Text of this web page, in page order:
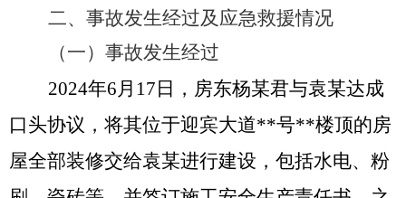
二、事故发生经过及应急救援情况
（一）事故发生经过
2024年6月17日，房东杨某君与袁某达成
口头协议，将其位于迎宾大道**号**楼顶的房
屋全部装修交给袁某进行建设，包括水电、粉